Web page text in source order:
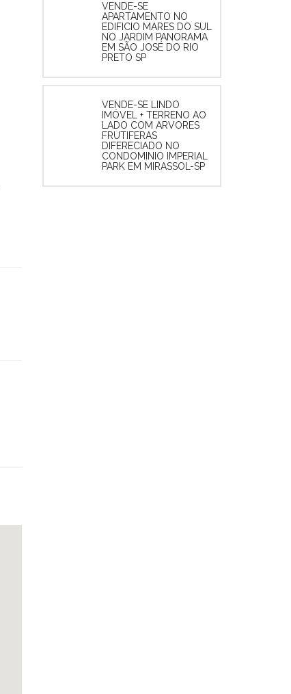
VENDE-SE
APARTAMENTO NO
EDIFICIO MARES DO SUL
NO JARDIM PANORAMA
EM SÃO JOSÉ DO RIO
PRETO SP
VENDE-SE LINDO
IMÓVEL + TERRENO AO
LADO COM ARVORES
FRUTIFERAS
DIFERECIADO NO
CONDOMINIO IMPERIAL
PARK EM MIRASSOL-SP